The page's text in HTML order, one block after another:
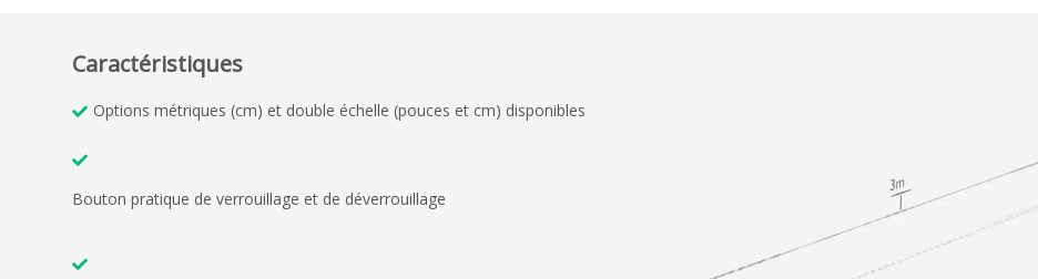
Caractéristiques
Options métriques (cm) et double échelle (pouces et cm) disponibles
Bouton pratique de verrouillage et de déverrouillage